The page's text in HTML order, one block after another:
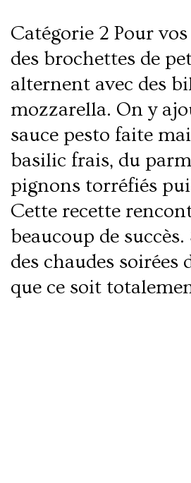
Catégorie 2 Pour
des brochettes de
alternent avec des
mozzarella. On y
sauce pesto faite
basilic frais, du
pignons torréfiés
Cette recette
beaucoup de
des chaudes soirées
que ce soit